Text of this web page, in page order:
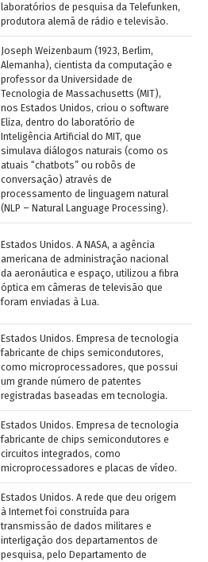
laboratórios de pesquisa da Telefunken,
produtora alemã de rádio e televisão.
Joseph Weizenbaum (1923, Berlim,
Alemanha), cientista da computação e
professorda Universidade de
Tecnologia de Massachusetts (MIT),
nos Estados Unidos, criou o software
Eliza, dentro do laboratório de
Inteligência Artificial do MIT, que
simulava diálogos naturais (como os
atuais “chatbots” ou robôs de
conversação) através de
processamento de linguagem natural
(NLP – Natural Language Processing).
Estados Unidos. A NASA, a agência
americana de administração nacional
da aeronáutica e espaço, utilizou a fibra
óptica em câmeras de televisão que
foram enviadas à Lua.
Estados Unidos. Empresa de tecnologia
fabricante de chips semicondutores,
como microprocessadores, que possui
um grande número de patentes
registradas baseadas em tecnologia.
Estados Unidos. Empresa de tecnologia
fabricante de chips semicondutores e
circuitos integrados, como
microprocessadores e placas de vídeo.
Estados Unidos. A rede que deu origem
à Internet foi construída para
transmissão de dados militares e
interligação dos departamentos de
pesquisa, pelo Departamento de